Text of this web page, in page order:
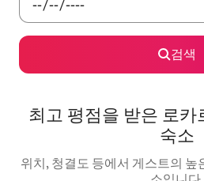
검색
최고 평점을 받은 로
숙소
위치, 청결도 등에서 게스트의 높